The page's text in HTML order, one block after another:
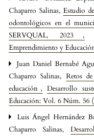
Chaparro Salinas,Estudio
odontológicos en el
SERVQUAL, 2023,
Emprendimiento y
Juan Daniel Bernabé
Chaparro Salinas, Retos
educación,Desarrollo
Educación: Vol. 6 Núm. 56
Luis Ángel Hernández
Chaparro Salinas,